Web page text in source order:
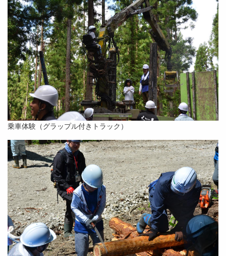
乗車体験（グラップル付きトラック）